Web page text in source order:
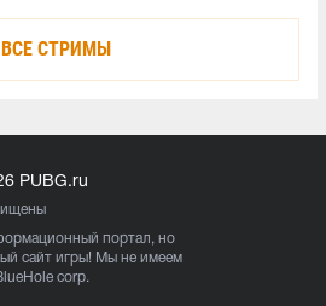
ВСЕ СТРИМЫ
PUBG.ru
портал, но
сайт игры! Мы не имеем
corp.